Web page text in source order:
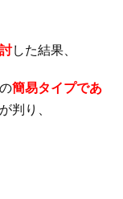
した結果、
簡易タイプであ
判り、